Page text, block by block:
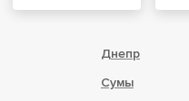
Днепр
Сумы